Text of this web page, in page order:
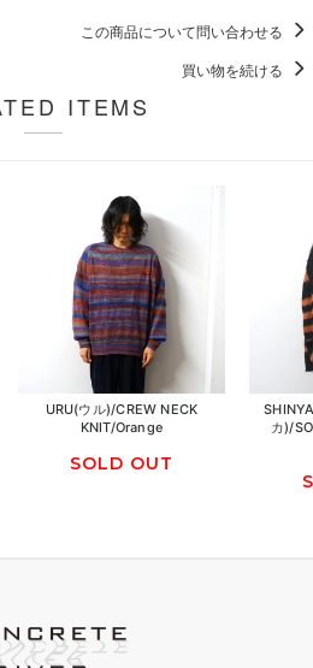
この商品について問い合わせる
買い物を続ける
ITEMS
URU(ウル)/CREW NECK
KNIT/Orange
SOLD OUT
カ)/